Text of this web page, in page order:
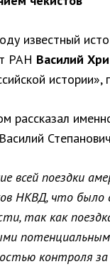
известный
РАН Василий
рассказал
всей поездки
НКВД, что было
таккак
контроля